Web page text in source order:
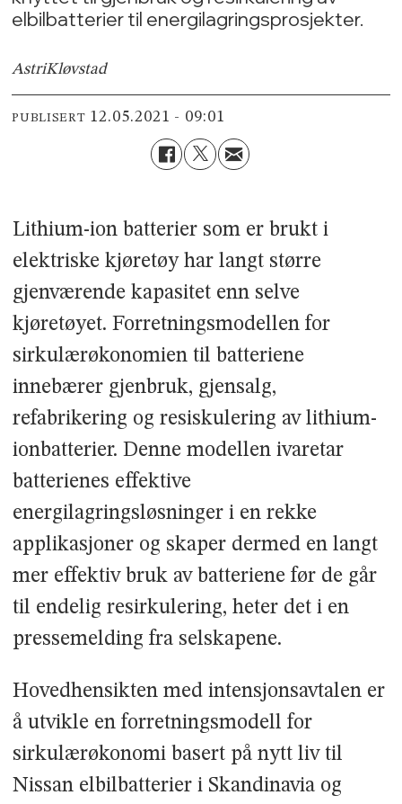
elbilbatterier til energilagringsprosjekter.
AstriKløvstad
PUBLISERT 12.05.2021 - 09:01
Lithium-ion batterier som er brukt i
elektriske kjøretøy har langt større
gjenværende kapasitet enn selve
kjøretøyet. Forretningsmodellen for
sirkulærøkonomien til batteriene
innebærer gjenbruk, gjensalg,
refabrikering og resiskulering av lithium-
ionbatterier. Denne modellen ivaretar
batterienes effektive
energilagringsløsninger i en rekke
applikasjoner og skaper dermed en langt
mer effektiv bruk av batteriene før de går
til endelig resirkulering, heter det i en
pressemelding fra selskapene.
Hovedhensikten med intensjonsavtalen er
å utvikle en forretningsmodell for
sirkulærøkonomi basert på nytt liv til
Nissan elbilbatterier i Skandinavia og